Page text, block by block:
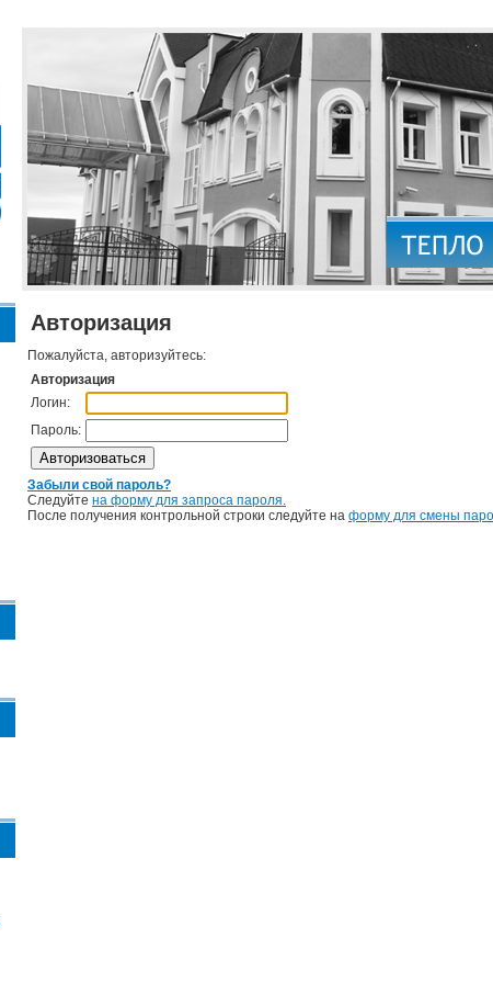
Авторизация
Пожалуйста, авторизуйтесь:
Авторизация
Логин:
Пароль:
Забыли свой пароль?
Следуйте на форму для запроса пароля.
После получения контрольной строки следуйте на форму для смены